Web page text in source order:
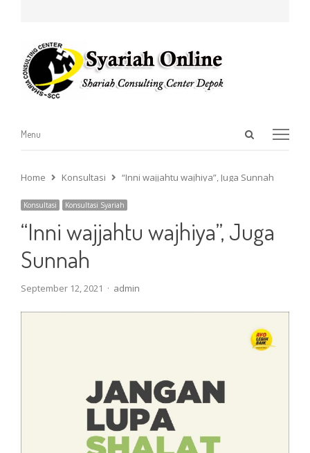
Open
Menu
Menu
Home Konsultasi “Inni wajjahtu wajhiya”, Juga Sunnah
Konsultasi Konsultasi Syariah
“Inni wajjahtu wajhiya”, Juga
Sunnah
September 12, 2021 Author
admin